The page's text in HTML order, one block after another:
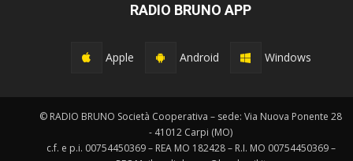
RADIO BRUNO APP
Apple Android Windows
© RADIO BRUNO Società Cooperativa – sede: Via Nuova Ponente 28
- 41012 Carpi (MO)
c.f. e p.i. 00754450369 – REA MO 182428 – R.I. MO 00754450369 –